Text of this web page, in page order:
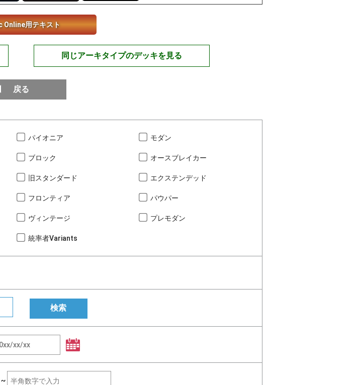
Online用テキスト
同じアーキタイプのデッキを見る
戻る
パイオニア モダン
ブロック オースブレイカー
旧スタンダード エクステンデッド
フロンティア パウパー
ヴィンテージ プレモダン
統率者Variants
~